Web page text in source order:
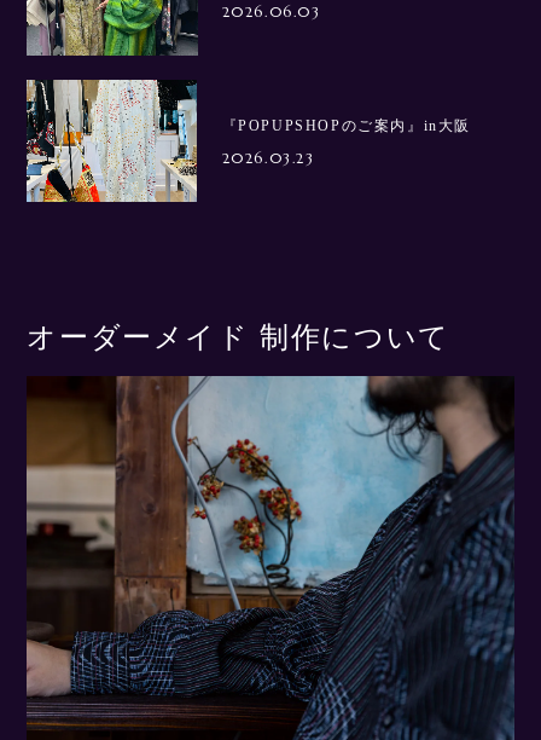
2026.06.03
『POPUPSHOPのご案内』in大阪
2026.03.23
オーダーメイド 制作について